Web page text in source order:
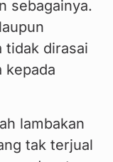
sebagainya.
tidak dirasai
kepada
lambakan
tak terjual